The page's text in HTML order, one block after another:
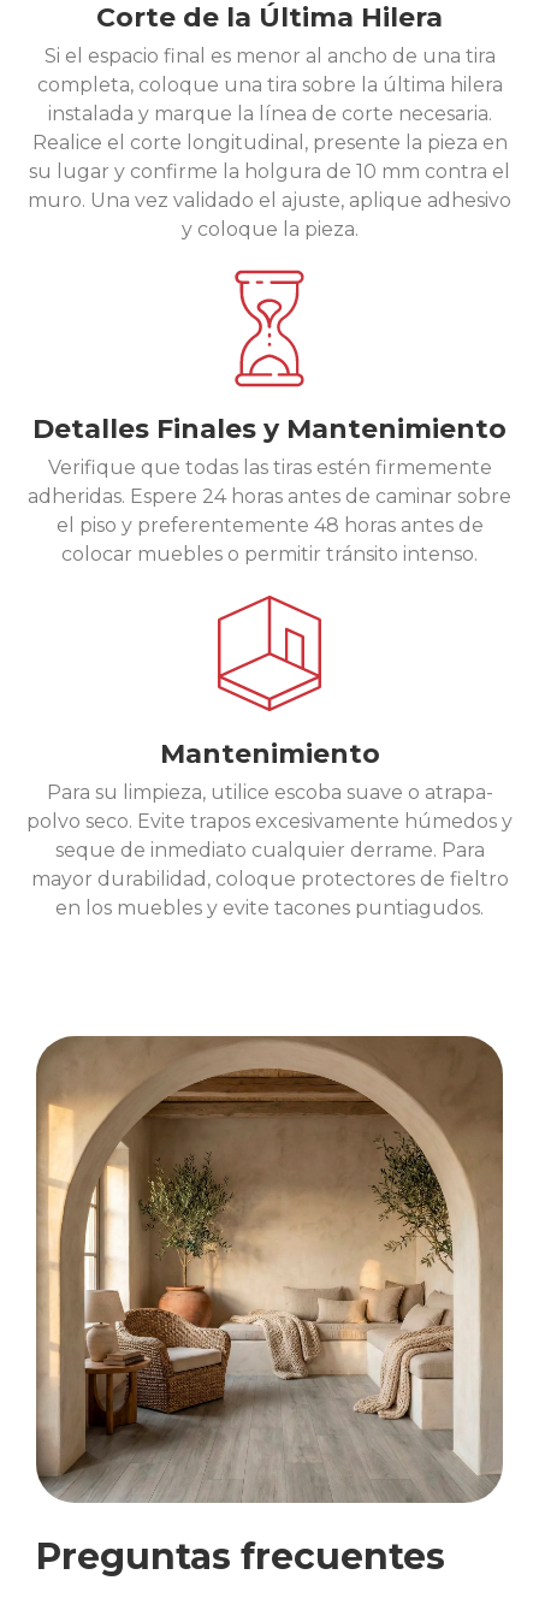
Corte de la Última Hilera
Si el espacio final es menor al ancho de una tira
completa, coloque una tira sobre la última hilera
instalada y marque la línea de corte necesaria.
Realice el corte longitudinal, presente la pieza en
su lugar y confirme la holgura de 10 mm contra el
muro. Una vez validado el ajuste, aplique adhesivo
y coloque la pieza.
Detalles Finales y Mantenimiento
Verifique que todas las tiras estén firmemente
adheridas. Espere 24 horas antes de caminar sobre
el piso y preferentemente 48 horas antes de
colocar muebles o permitir tránsito intenso.
Mantenimiento
Para su limpieza, utilice escoba suave o atrapa-
polvo seco. Evite trapos excesivamente húmedos y
seque de inmediato cualquier derrame. Para
mayor durabilidad, coloque protectores de fieltro
en los muebles y evite tacones puntiagudos.
Preguntas frecuentes